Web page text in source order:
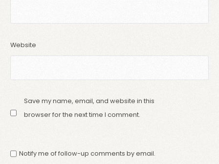
Website
Save my name, email, and website in this
browser for the next time I comment.
Notify me of follow-up comments by email.